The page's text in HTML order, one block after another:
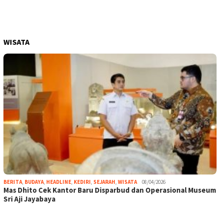
WISATA
BERITA, BUDAYA, HEADLINE, KEDIRI, SEJARAH, WISATA 08/04/2026
Mas Dhito Cek Kantor Baru Disparbud dan Operasional Museum
Sri Aji Jayabaya